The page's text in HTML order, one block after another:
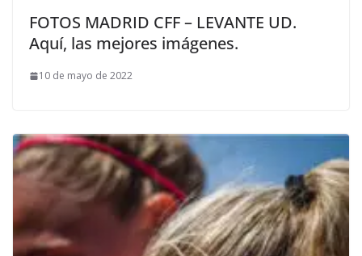
FOTOS MADRID CFF – LEVANTE UD.
Aquí, las mejores imágenes.
10 de mayo de 2022